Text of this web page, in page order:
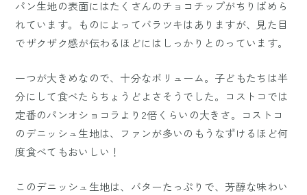
パン生地の表面にはたくさんのチョコチップがちりばめら
れています。ものによってバラツキはありますが、見た目
でザクザク感が伝わるほどにはしっかりとのっています。
一つが大きめなので、十分なボリューム。子どもたちは半
分にして食べたらちょうどよさそうでした。コストコでは
定番のパンオショコラより2倍くらいの大きさ。コストコ
のデニッシュ生地は、ファンが多いのもうなずけるほど何
度食べてもおいしい！
このデニッシュ生地は、バターたっぷりで、芳醇な味わい